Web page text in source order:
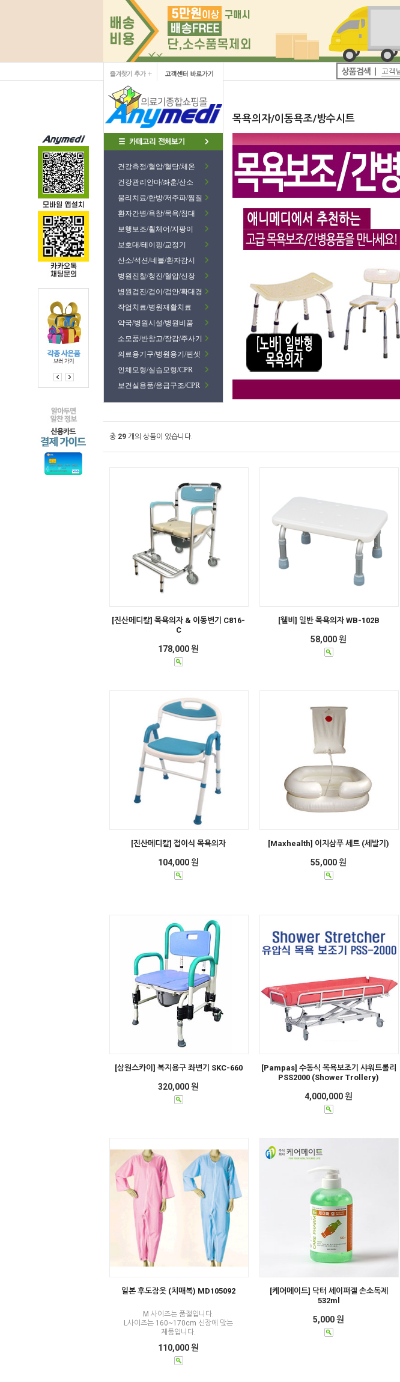
건강측정/혈압/혈당/체온
건강관리안마/좌훈/산소
물리치료/한방/저주파/찜질
환자간병/욕창/목욕/침대
보행보조/휠체어/지팡이
보호대/테이핑/교정기
산소/석션/네블/환자감시
병원진찰/청진/혈압/신장
병원검진/검이/검안/확대경
작업치료/병원재활치료
약국/병원시설/병원비품
소모품/반창고/장갑/주사기
의료용기구/병원용기/핀셋
인체모형/실습모형/CPR
보건실용품/응급구조/CPR
목욕의자/이동욕조/방수시트
총 29 개의 상품이 있습니다.
[진산메디칼] 목욕의자 & 이동변기 C816-
C
178,000 원
[웰비] 일반 목욕의자 WB-102B
58,000 원
[진산메디칼] 접이식 목욕의자
104,000 원
[Maxhealth] 이지샴푸 세트 (세발기)
55,000 원
[삼원스카이] 복지용구 좌변기 SKC-660
320,000 원
[Pampas] 수동식 목욕보조기 샤워트롤리
PSS2000 (Shower Trollery)
4,000,000 원
일본 후도잠옷 (치매복) MD105092
M 사이즈는 품절입니다.
L사이즈는 160~170cm 신장에 맞는
제품입니다.
110,000 원
[케어메이트] 닥터 세이퍼겔 손소독제
532ml
5,000 원